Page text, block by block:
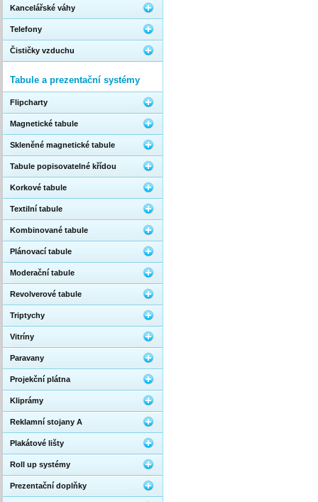
Kancelářské váhy
Telefony
Čističky vzduchu
Tabule a prezentační systémy
Flipcharty
Magnetické tabule
Skleněné magnetické tabule
Tabule popisovatelné křídou
Korkové tabule
Textilní tabule
Kombinované tabule
Plánovací tabule
Moderační tabule
Revolverové tabule
Triptychy
Vitríny
Paravany
Projekční plátna
Kliprámy
Reklamní stojany A
Plakátové lišty
Roll up systémy
Prezentační doplňky